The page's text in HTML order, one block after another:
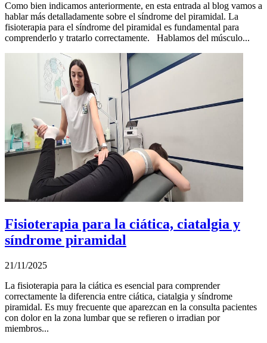
Como bien indicamos anteriormente, en esta entrada al blog vamos a
hablar más detalladamente sobre el síndrome del piramidal. La
fisioterapia para el síndrome del piramidal es fundamental para
comprenderlo y tratarlo correctamente. Hablamos del músculo...
Fisioterapia para la ciática, ciatalgia y
síndrome piramidal
21/11/2025
La fisioterapia para la ciática es esencial para comprender
correctamente la diferencia entre ciática, ciatalgia y síndrome
piramidal. Es muy frecuente que aparezcan en la consulta pacientes
con dolor en la zona lumbar que se refieren o irradian por
miembros...